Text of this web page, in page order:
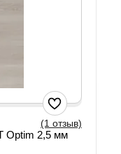
(1 отзыв)
Optim 2,5 мм